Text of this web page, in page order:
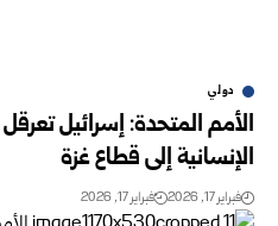
دولي
الأمم المتحدة: إسرائيل
الإنسانية إلى قطاع غزة
فبراير 17, 2026 فبراير 17, 2026